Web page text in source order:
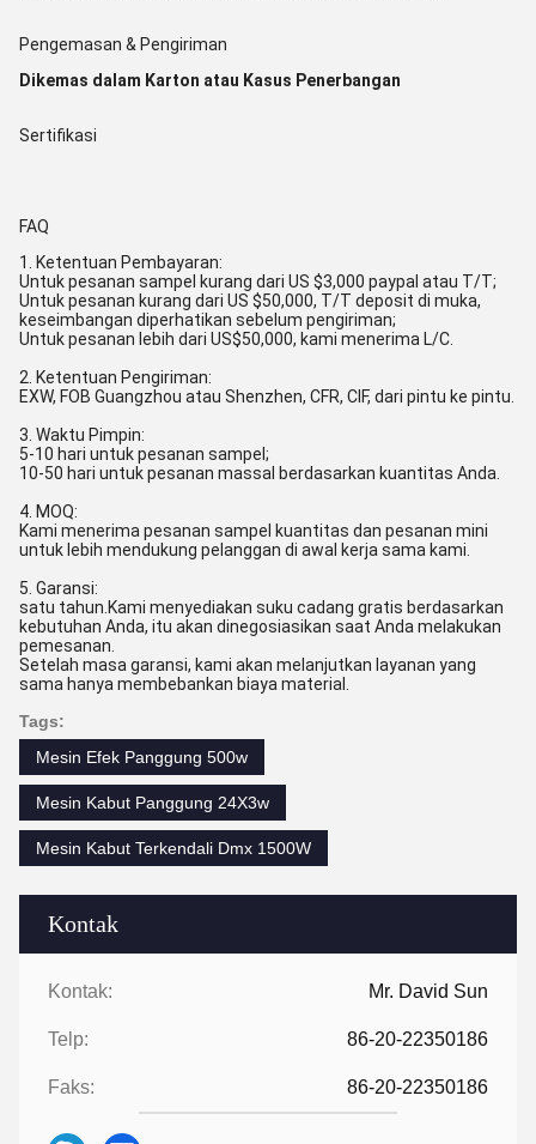
Kontak
Kontak: Mr. David Sun
Telp: 86-20-22350186
Faks: 86-20-22350186
Pengemasan & Pengiriman
Dikemas dalam Karton atau Kasus Penerbangan
Sertifikasi
FAQ
1. Ketentuan Pembayaran:
Untuk pesanan sampel kurang dari US $3,000 paypal atau T/T;
Untuk pesanan kurang dari US $50,000, T/T deposit di muka,
keseimbangan diperhatikan sebelum pengiriman;
Untuk pesanan lebih dari US$50,000, kami menerima L/C.
2. Ketentuan Pengiriman:
EXW, FOB Guangzhou atau Shenzhen, CFR, CIF, dari pintu ke pintu.
3. Waktu Pimpin:
5-10 hari untuk pesanan sampel;
10-50 hari untuk pesanan massal berdasarkan kuantitas Anda.
4. MOQ:
Kami menerima pesanan sampel kuantitas dan pesanan mini
untuk lebih mendukung pelanggan di awal kerja sama kami.
5. Garansi:
satu tahun.Kami menyediakan suku cadang gratis berdasarkan
kebutuhan Anda, itu akan dinegosiasikan saat Anda melakukan
pemesanan.
Setelah masa garansi, kami akan melanjutkan layanan yang
sama hanya membebankan biaya material.
Tags:
Mesin Efek Panggung 500w
Mesin Kabut Panggung 24X3w
Mesin Kabut Terkendali Dmx 1500W